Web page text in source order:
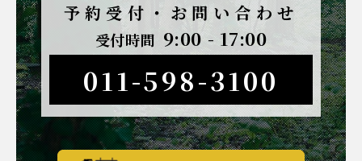
予約受付・お問い合わせ
受付時間 9:00 - 17:00
011-598-3100